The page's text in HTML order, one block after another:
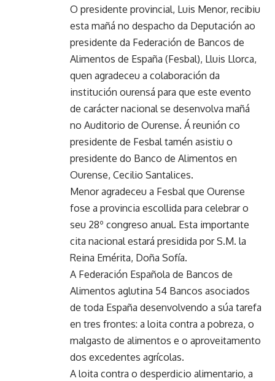
O presidente provincial, Luis Menor, recibiu
esta mañá no despacho da Deputación ao
presidente da Federación de Bancos de
Alimentos de España (Fesbal), Lluis Llorca,
quen agradeceu a colaboración da
institución ourensá para que este evento
de carácter nacional se desenvolva mañá
no Auditorio de Ourense. Á reunión co
presidente de Fesbal tamén asistiu o
presidente do Banco de Alimentos en
Ourense, Cecilio Santalices.
Menor agradeceu a Fesbal que Ourense
fose a provincia escollida para celebrar o
seu 28º congreso anual. Esta importante
cita nacional estará presidida por S.M. la
Reina Emérita, Doña Sofía.
A Federación Española de Bancos de
Alimentos aglutina 54 Bancos asociados
de toda España desenvolvendo a súa tarefa
en tres frontes: a loita contra a pobreza, o
malgasto de alimentos e o aproveitamento
dos excedentes agrícolas.
A loita contra o desperdicio alimentario, a